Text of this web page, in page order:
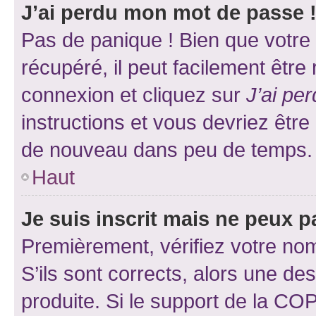
J’ai perdu mon mot de passe !
Pas de panique ! Bien que
récupéré, il peut facilement
connexion et cliquez sur J’ai
instructions et vous devriez
de nouveau dans peu de temps.
Haut
Je suis inscrit mais ne peux
Premièrement, vérifiez votre
S’ils sont corrects, alors une
produite. Si le support de la